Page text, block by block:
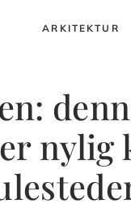
ARKITEKTUR
nylig